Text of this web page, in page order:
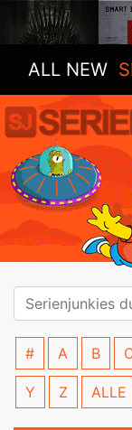
ALL NEW
# A B
Y Z ALLE